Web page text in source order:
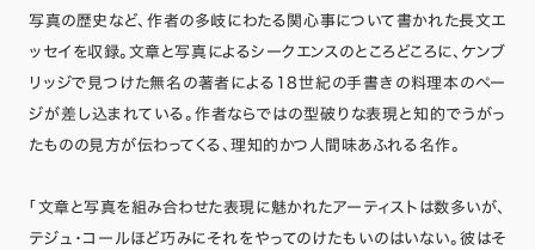
写真の歴史など、作者の多岐にわたる関心事について書かれた長文エ
ッセイを収録。文章と写真によるシークエンスのところどころに、ケンブ
リッジで見つけた無名の著者による18世紀の手書きの料理本のペー
ジが差し込まれている。作者ならではの型破りな表現と知的でうがっ
たものの見方が伝わってくる、理知的かつ人間味あふれる名作。
「文章と写真を組み合わせた表現に魅かれたアーティストは数多いが、
テジュ・コールほど巧みにそれをやってのけたもいのはいない。彼はそ